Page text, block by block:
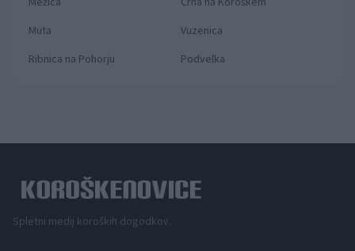
Muta
Vuzenica
Ribnica na Pohorju
Podvelka
Spletni medij koroških dogodkov.